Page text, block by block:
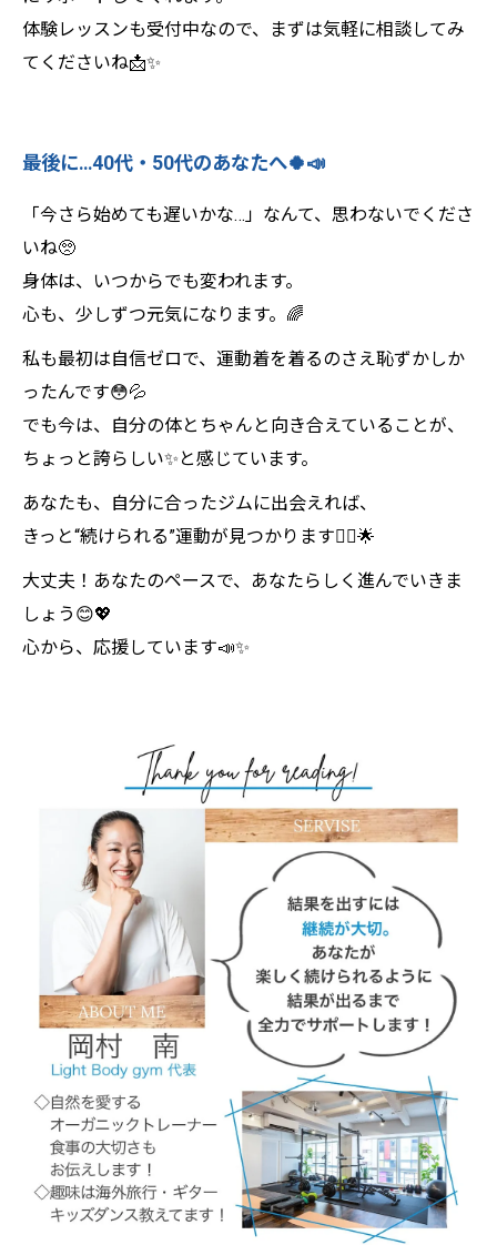
体験レッスンも受付中なので、まずは気軽に相談してみ
てくださいね📩✨
最後に…40代・50代のあなたへ🍀📣
「今さら始めても遅いかな…」なんて、思わないでくださ
いね🥺
身体は、いつからでも変われます。
心も、少しずつ元気になります。🌈
私も最初は自信ゼロで、運動着を着るのさえ恥ずかしか
ったんです😳💦
でも今は、自分の体とちゃんと向き合えていることが、
ちょっと誇らしい✨と感じています。
あなたも、自分に合ったジムに出会えれば、
きっと“続けられる”運動が見つかります🏃‍♀️🌟
大丈夫！あなたのペースで、あなたらしく進んでいきま
しょう😊💖
心から、応援しています📣✨